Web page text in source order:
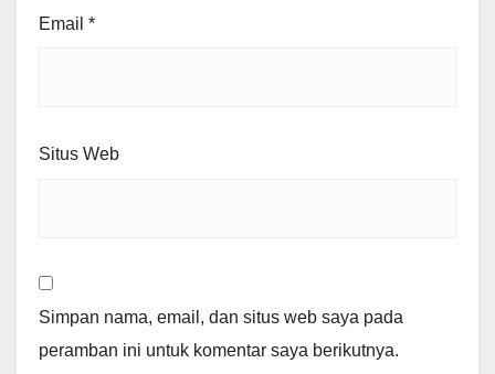
Email *
Situs Web
Simpan nama, email, dan situs web saya pada
peramban ini untuk komentar saya berikutnya.